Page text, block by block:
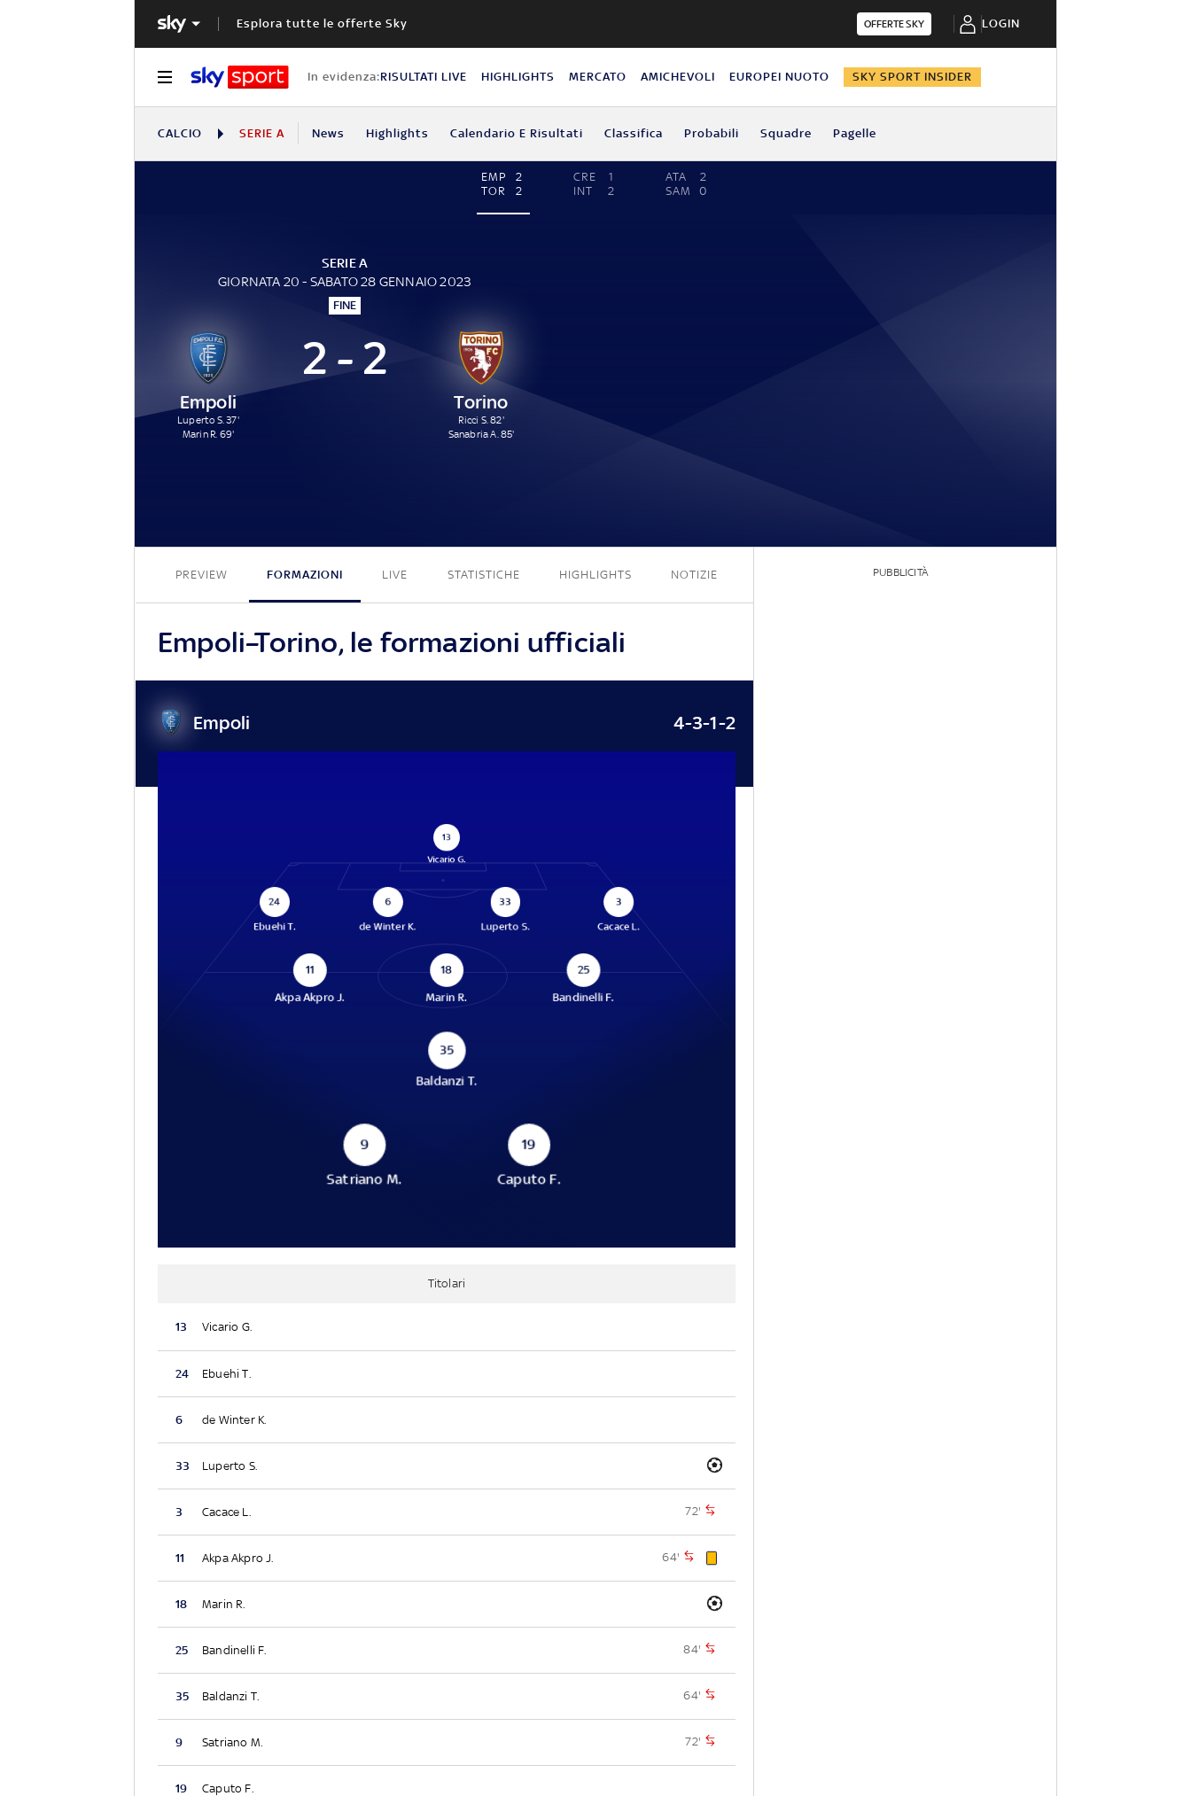
Esplora tutte le offerte Sky OFFERTE SKY LOGIN
In evidenza:RISULTATI LIVE HIGHLIGHTS MERCATO AMICHEVOLI EUROPEI NUOTO SKY SPORT INSIDER
CALCIO SERIE A News Highlights Calendario E Risultati Classifica Probabili Squadre Pagelle
EMP
2
TOR
2
CRE
1
INT
2
ATA
2
SAM
0
SERIE A
GIORNATA 20 - SABATO 28 GENNAIO 2023
FINE
Empoli
Luperto S. 37'
Marin R. 69'
2 - 2
Torino
Ricci S. 82'
Sanabria A. 85'
PREVIEW FORMAZIONI LIVE STATISTICHE HIGHLIGHTS NOTIZIE
Empoli–Torino, le formazioni ufficiali
Empoli 4-3-1-2
13
Vicario G.
24
Ebuehi T.
6
de Winter K.
33
Luperto S.
3
Cacace L.
11
Akpa Akpro J.
18
Marin R.
25
Bandinelli F.
35
Baldanzi T.
9
Satriano M.
19
Caputo F.
Titolari
13 Vicario G.
24 Ebuehi T.
6 de Winter K.
33 Luperto S.
3 Cacace L. 72'
11 Akpa Akpro J. 64'
18 Marin R.
25 Bandinelli F. 84'
35 Baldanzi T. 64'
9 Satriano M. 72'
19 Caputo F.
PUBBLICITÀ